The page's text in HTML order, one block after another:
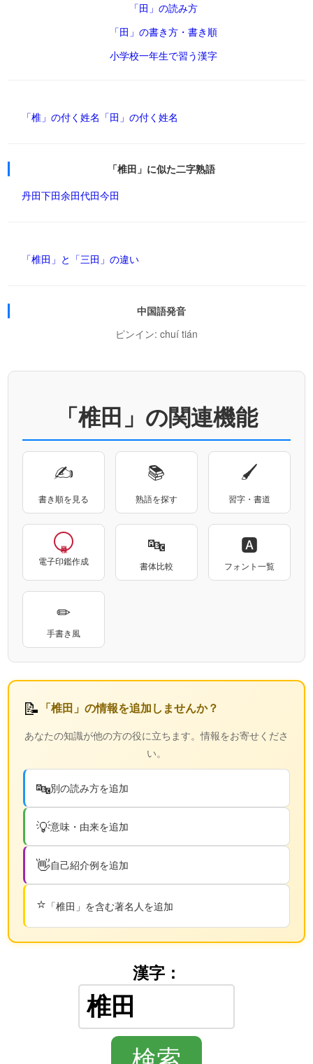
「田」の読み方
「田」の書き方・書き順
小学校一年生で習う漢字
「椎」の付く姓名 「田」の付く姓名
「椎田」に似た二字熟語
丹田下田余田代田今田
「椎田」と「三田」の違い
中国語発音
ピンイン: chuí tián
「椎田」の関連機能
✍
書き順を見る
📚
熟語を探す
🖌
習字・書道
電子印鑑作成
🔤
書体比較
🅰
フォント一覧
✏
手書き風
📝 「椎田」の情報を追加しませんか？
あなたの知識が他の方の役に立ちます。情報をお寄せくださ
い。
🔤別の読み方を追加
💡意味・由来を追加
👋自己紹介例を追加
⭐ 「椎田」を含む著名人を追加
漢字：